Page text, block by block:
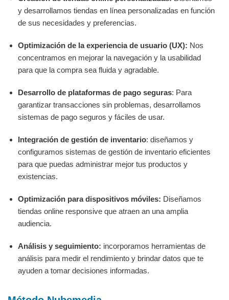
y desarrollamos tiendas en línea personalizadas en función
de sus necesidades y preferencias.
Optimización de la experiencia de usuario (UX): Nos
concentramos en mejorar la navegación y la usabilidad
para que la compra sea fluida y agradable.
Desarrollo de plataformas de pago seguras: Para
garantizar transacciones sin problemas, desarrollamos
sistemas de pago seguros y fáciles de usar.
Integración de gestión de inventario: diseñamos y
configuramos sistemas de gestión de inventario eficientes
para que puedas administrar mejor tus productos y
existencias.
Optimización para dispositivos móviles: Diseñamos
tiendas online responsive que atraen an una amplia
audiencia.
Análisis y seguimiento: incorporamos herramientas de
análisis para medir el rendimiento y brindar datos que te
ayuden a tomar decisiones informadas.